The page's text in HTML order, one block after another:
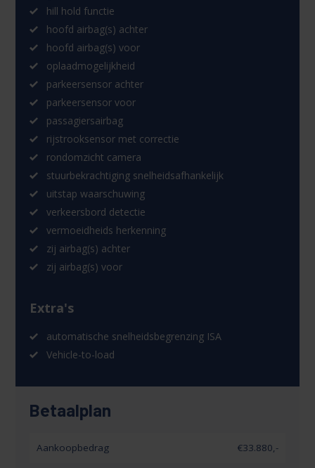
hill hold functie
hoofd airbag(s) achter
hoofd airbag(s) voor
oplaadmogelijkheid
parkeersensor achter
parkeersensor voor
passagiersairbag
rijstrooksensor met correctie
rondomzicht camera
stuurbekrachtiging snelheidsafhankelijk
uitstap waarschuwing
verkeersbord detectie
vermoeidheids herkenning
zij airbag(s) achter
zij airbag(s) voor
Extra's
automatische snelheidsbegrenzing ISA
Vehicle-to-load
Betaalplan
Aankoopbedrag €33.880,-